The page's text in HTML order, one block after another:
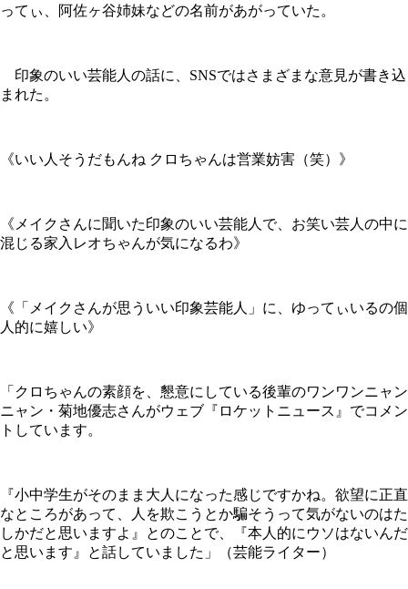
ってぃ、阿佐ヶ谷姉妹などの名前があがっていた。
印象のいい芸能人の話に、SNSではさまざまな意見が書き込
まれた。
《いい人そうだもんね クロちゃんは営業妨害（笑）》
《メイクさんに聞いた印象のいい芸能人で、お笑い芸人の中に
混じる家入レオちゃんが気になるわ》
《「メイクさんが思ういい印象芸能人」に、ゆってぃいるの個
人的に嬉しい》
「クロちゃんの素顔を、懇意にしている後輩のワンワンニャン
ニャン・菊地優志さんがウェブ『ロケットニュース』でコメン
トしています。
『小中学生がそのまま大人になった感じですかね。欲望に正直
なところがあって、人を欺こうとか騙そうって気がないのはた
しかだと思いますよ』とのことで、『本人的にウソはないんだ
と思います』と話していました」（芸能ライター）